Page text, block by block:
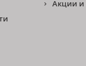
Акции и